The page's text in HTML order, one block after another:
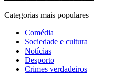
Categorias mais populares
Comédia
Sociedade e cultura
Notícias
Desporto
Crimes verdadeiros